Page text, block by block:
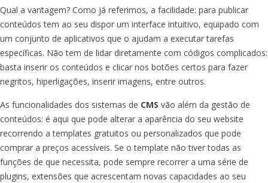
Qual a vantagem? Como já referimos, a facilidade: para publicar
conteúdos tem ao seu dispor um interface intuitivo, equipado com
um conjunto de aplicativos que o ajudam a executar tarefas
específicas. Não tem de lidar diretamente com códigos complicados:
basta inserir os conteúdos e clicar nos botões certos para fazer
negritos, hiperligações, inserir imagens, entre outros.
As funcionalidades dos sistemas de CMS vão além da gestão de
conteúdos: é aqui que pode alterar a aparência do seu website
recorrendo a templates gratuitos ou personalizados que pode
comprar a preços acessíveis. Se o template não tiver todas as
funções de que necessita, pode sempre recorrer a uma série de
plugins, extensões que acrescentam novas capacidades ao seu